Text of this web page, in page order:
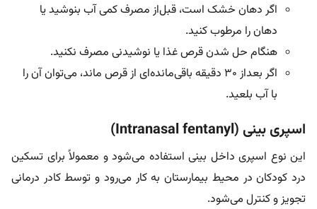
اگر دهان خشک است، قبل‌از مصرف کمی آب بنوشید یا
دهان را مرطوب کنید.
هنگام حل شدن قرص غذا یا نوشیدنی مصرف نکنید.
اگر بعداز ۳۰ دقیقه باقی‌مانده‌ای از قرص ماند، می‌توان آن را
با آب بلعید.
اسپری بینی (Intranasal fentanyl)
این نوع اسپری داخل بینی استفاده می‌شود و معمولاً برای تسکین
درد کودکان در محیط بیمارستان به کار می‌رود و توسط کادر درمانی
تجویز و کنترل می‌شود.